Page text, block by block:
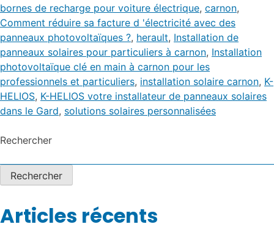
bornes de recharge pour voiture électrique, carnon,
Comment réduire sa facture d 'électricité avec des
panneaux photovoltaïques ?, herault, Installation de
panneaux solaires pour particuliers à carnon, Installation
photovoltaïque clé en main à carnon pour les
professionnels et particuliers, installation solaire carnon, K-
HELIOS, K-HELIOS votre installateur de panneaux solaires
dans le Gard, solutions solaires personnalisées
Rechercher
Rechercher
Articles récents